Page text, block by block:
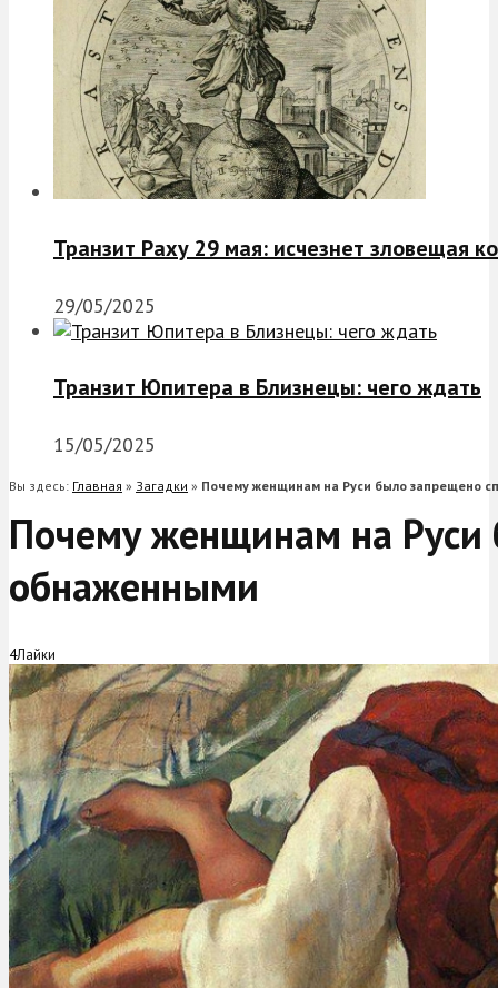
Транзит Раху 29 мая: исчезнет зловещая
29/05/2025
Транзит Юпитера в Близнецы: чего ждать
15/05/2025
Вы здесь: Главная » Загадки » Почему женщинам на Руси было запрещено
Почему женщинам на Руси
обнаженными
4Лайки